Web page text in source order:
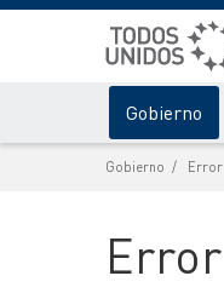
Gobierno
Gobierno Error
Error